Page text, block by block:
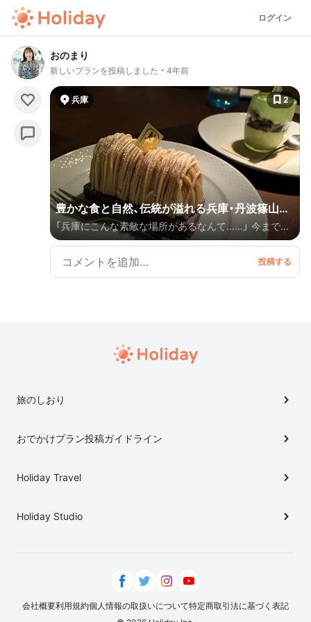
ログイン
おのまり
新しいプランを投稿しました 4年前
兵庫 2
豊かな食と自然、伝統が溢れる兵庫・丹波篠山へ
のドライブ旅行🚗
「兵庫にこんな素敵な場所があるなんて……」 今まで知
らなかった魅力がたくさんつまっている兵庫県の丹波・
篠山。食文化創造のまちでもあり、知る人ぞ知るおいし
いお店も多いです。 城下町ならではの面影が残る街並
旅のしおり
おでかけプラン投稿ガイドライン
Holiday Travel
Holiday Studio
会社概要利用規約個人情報の取扱いについて特定商取引法に基づく表記